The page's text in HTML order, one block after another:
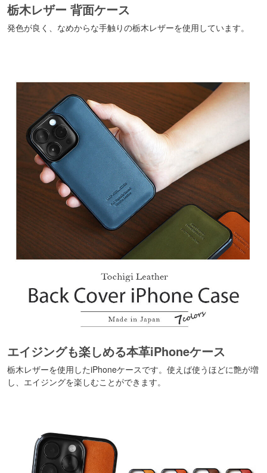
栃木レザー 背面ケース
発色が良く、なめからな手触りの栃木レザーを使用しています。
エイジングも楽しめる本革iPhoneケース
栃木レザーを使用したiPhoneケースです。使えば使うほどに艶が増
し、エイジングを楽しむことができます。